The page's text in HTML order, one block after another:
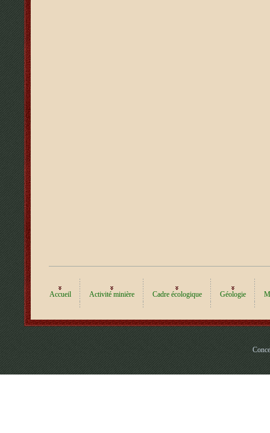
Accueil Activité minière Cadre écologique Géologie